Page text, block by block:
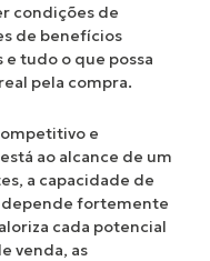
condições de
de benefícios
tudo o que possa
pela compra.
e
ao alcance de um
a capacidade de
depende fortemente
cada potencial
venda, as